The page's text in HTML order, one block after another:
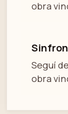
obra
Seguí
obra